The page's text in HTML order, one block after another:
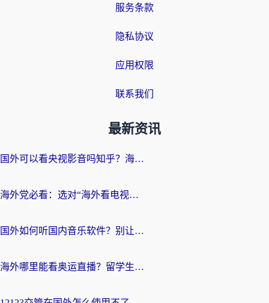
服务条款
隐私协议
应用权限
联系我们
最新资讯
国外可以看央视影音吗知乎？海外党亲测有效的回国加速方案
海外党必看：选对“海外看电视剧软件”，再也不用愁国内剧刷不了
国外如何听国内音乐软件？别让地域限制，断了你的中文歌单
海外哪里能看奥运直播？留学生&海外华人必看的体育赛事观赛终极指南